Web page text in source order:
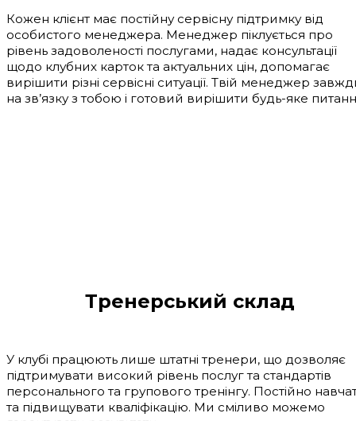
Кожен клієнт має постійну сервісну підтримку від
особистого менеджера. Менеджер піклується про
рівень задоволеності послугами, надає консультації
щодо клубних карток та актуальних цін, допомагає
вирішити різні сервісні ситуації. Твій менеджер
на зв’язку з тобою і готовий вирішити будь-яке
Тренерський склад
У клубі працюють лише штатні тренери, що дозволяє
підтримувати високий рівень послуг та стандартів
персонального та групового тренінгу. Постійно
та підвищувати кваліфікацію. Ми сміливо можемо